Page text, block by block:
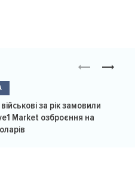
військові за рік замовили
Market озброєння на